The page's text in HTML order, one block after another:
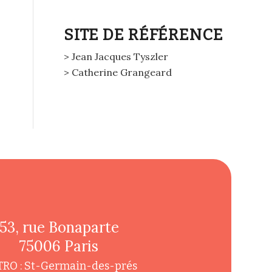
SITE DE RÉFÉRENCE
> Jean Jacques Tyszler
> Catherine Grangeard
53, rue Bonaparte
75006 Paris
: St-Germain-des-prés